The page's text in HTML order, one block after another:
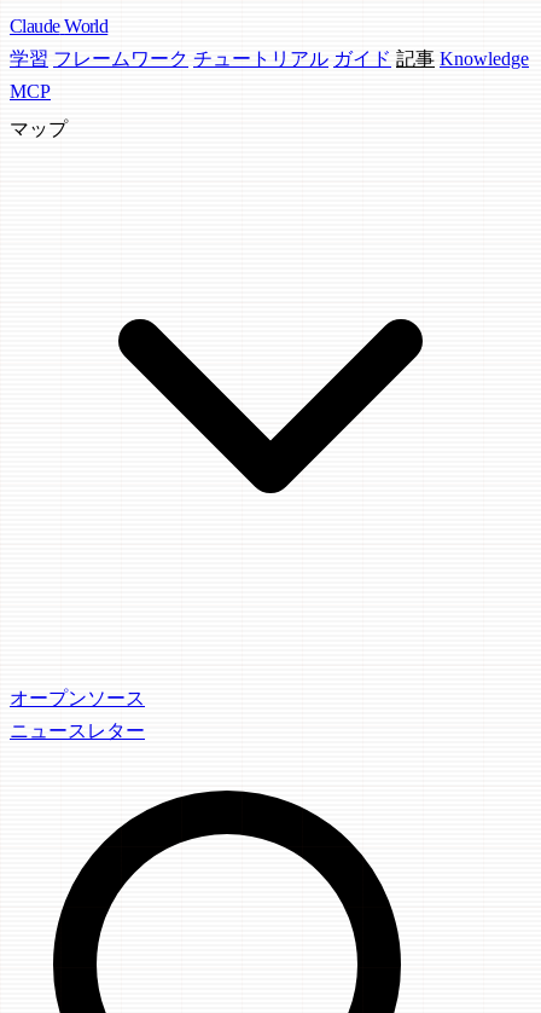
Claude World
学習 フレームワーク チュートリアル ガイド 記事 Knowledge
MCP
マップ
オープンソース
ニュースレター